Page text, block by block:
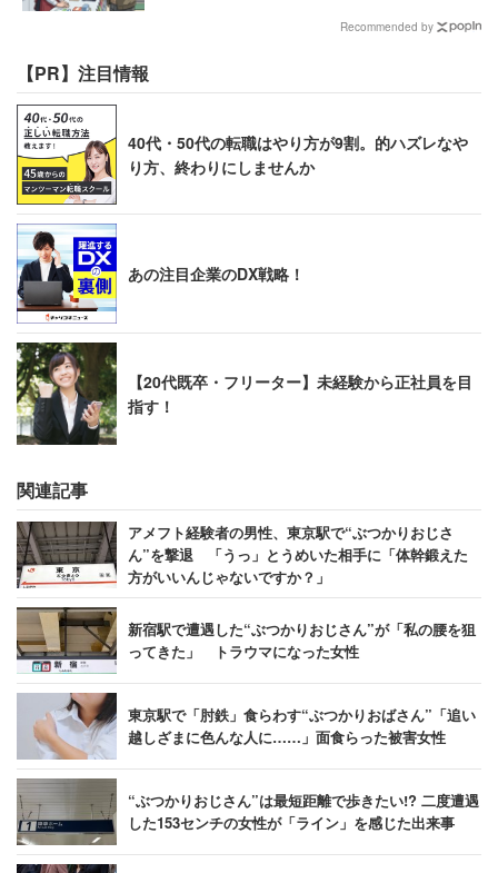
Recommended by
【PR】注目情報
40代・50代の転職はやり方が9割。的ハズレなや
り方、終わりにしませんか
あの注目企業のDX戦略！
【20代既卒・フリーター】未経験から正社員を目
指す！
関連記事
アメフト経験者の男性、東京駅で“ぶつかりおじさ
ん”を撃退 「うっ」とうめいた相手に「体幹鍛えた
方がいいんじゃないですか？」
新宿駅で遭遇した“ぶつかりおじさん”が「私の腰を狙
ってきた」 トラウマになった女性
東京駅で「肘鉄」食らわす“ぶつかりおばさん”「追い
越しざまに色んな人に……」面食らった被害女性
“ぶつかりおじさん”は最短距離で歩きたい!? 二度遭遇
した153センチの女性が「ライン」を感じた出来事